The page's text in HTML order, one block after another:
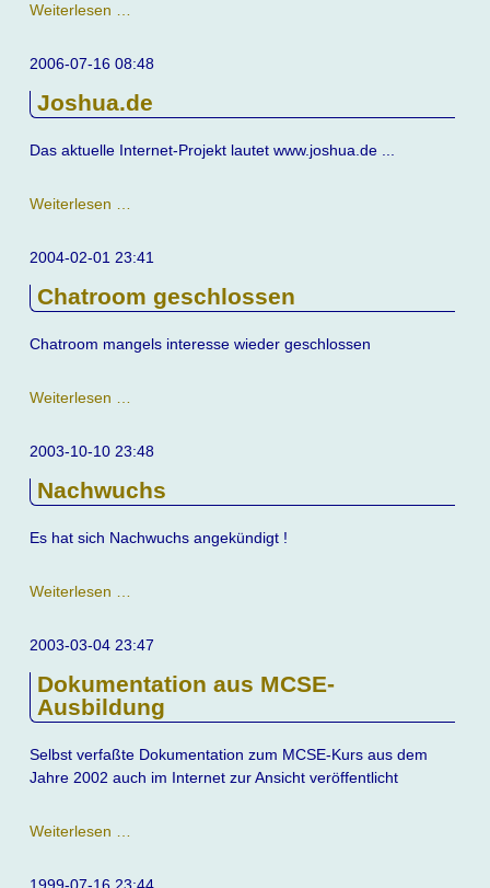
Weiterlesen …
2006-07-16 08:48
Joshua.de
Das aktuelle Internet-Projekt lautet www.joshua.de ...
Weiterlesen …
2004-02-01 23:41
Chatroom geschlossen
Chatroom mangels interesse wieder geschlossen
Weiterlesen …
2003-10-10 23:48
Nachwuchs
Es hat sich Nachwuchs angekündigt !
Weiterlesen …
2003-03-04 23:47
Dokumentation aus MCSE-
Ausbildung
Selbst verfaßte Dokumentation zum MCSE-Kurs aus dem
Jahre 2002 auch im Internet zur Ansicht veröffentlicht
Weiterlesen …
MCSE-